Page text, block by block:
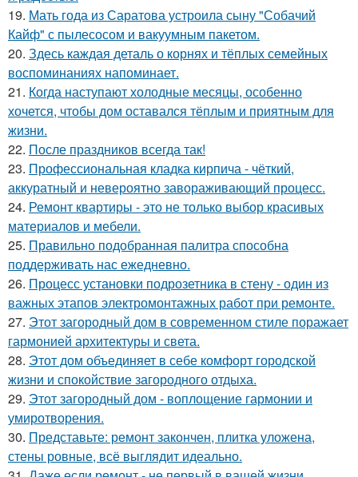
19. Мать года из Саратова устроила сыну "Собачий
Кайф" с пылесосом и вакуумным пакетом.
20. Здесь каждая деталь о корнях и тёплых семейных
воспоминаниях напоминает.
21. Когда наступают холодные месяцы, особенно
хочется, чтобы дом оставался тёплым и приятным для
жизни.
22. После праздников всегда так!
23. Профессиональная кладка кирпича - чёткий,
аккуратный и невероятно завораживающий процесс.
24. Ремонт квартиры - это не только выбор красивых
материалов и мебели.
25. Правильно подобранная палитра способна
поддерживать нас ежедневно.
26. Процесс установки подрозетника в стену - один из
важных этапов электромонтажных работ при ремонте.
27. Этот загородный дом в современном стиле поражает
гармонией архитектуры и света.
28. Этот дом объединяет в себе комфорт городской
жизни и спокойствие загородного отдыха.
29. Этот загородный дом - воплощение гармонии и
умиротворения.
30. Представьте: ремонт закончен, плитка уложена,
стены ровные, всё выглядит идеально.